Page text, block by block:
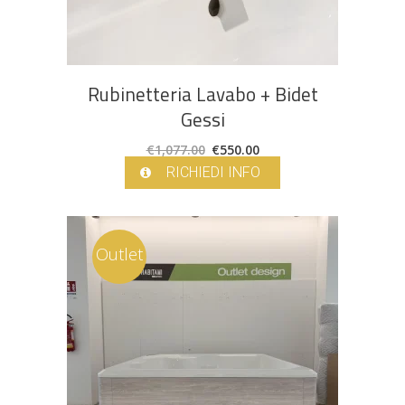
Rubinetteria Lavabo + Bidet
Gessi
€1,077.00 Il
prezzo
originale
era:
€550.00Il
prezzo
attuale
è:
RICHIEDI INFO
Outlet